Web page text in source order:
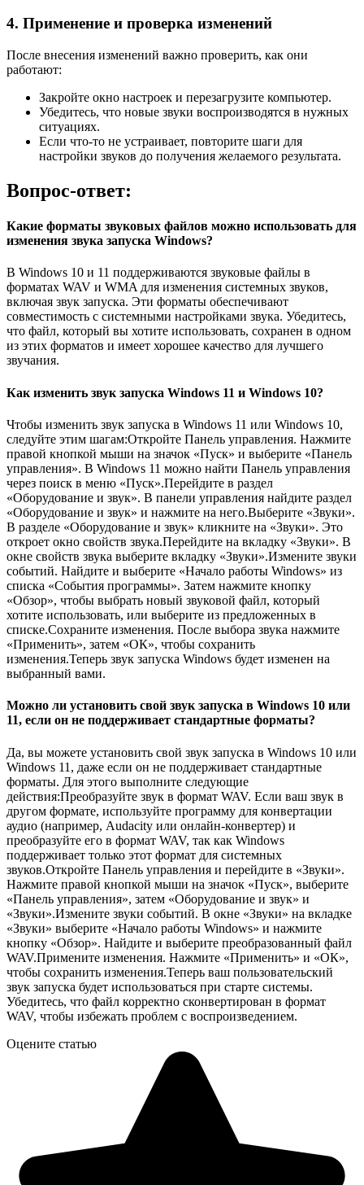
4. Применение и проверка изменений
После внесения изменений важно проверить, как они
работают:
Закройте окно настроек и перезагрузите компьютер.
Убедитесь, что новые звуки воспроизводятся в нужных
ситуациях.
Если что-то не устраивает, повторите шаги для
настройки звуков до получения желаемого результата.
Вопрос-ответ:
Какие форматы звуковых файлов можно использовать для
изменения звука запуска Windows?
В Windows 10 и 11 поддерживаются звуковые файлы в
форматах WAV и WMA для изменения системных звуков,
включая звук запуска. Эти форматы обеспечивают
совместимость с системными настройками звука. Убедитесь,
что файл, который вы хотите использовать, сохранен в одном
из этих форматов и имеет хорошее качество для лучшего
звучания.
Как изменить звук запуска Windows 11 и Windows 10?
Чтобы изменить звук запуска в Windows 11 или Windows 10,
следуйте этим шагам:Откройте Панель управления. Нажмите
правой кнопкой мыши на значок «Пуск» и выберите «Панель
управления». В Windows 11 можно найти Панель управления
через поиск в меню «Пуск».Перейдите в раздел
«Оборудование и звук». В панели управления найдите раздел
«Оборудование и звук» и нажмите на него.Выберите «Звуки».
В разделе «Оборудование и звук» кликните на «Звуки». Это
откроет окно свойств звука.Перейдите на вкладку «Звуки». В
окне свойств звука выберите вкладку «Звуки».Измените звуки
событий. Найдите и выберите «Начало работы Windows» из
списка «События программы». Затем нажмите кнопку
«Обзор», чтобы выбрать новый звуковой файл, который
хотите использовать, или выберите из предложенных в
списке.Сохраните изменения. После выбора звука нажмите
«Применить», затем «ОК», чтобы сохранить
изменения.Теперь звук запуска Windows будет изменен на
выбранный вами.
Можно ли установить свой звук запуска в Windows 10 или
11, если он не поддерживает стандартные форматы?
Да, вы можете установить свой звук запуска в Windows 10 или
Windows 11, даже если он не поддерживает стандартные
форматы. Для этого выполните следующие
действия:Преобразуйте звук в формат WAV. Если ваш звук в
другом формате, используйте программу для конвертации
аудио (например, Audacity или онлайн-конвертер) и
преобразуйте его в формат WAV, так как Windows
поддерживает только этот формат для системных
звуков.Откройте Панель управления и перейдите в «Звуки».
Нажмите правой кнопкой мыши на значок «Пуск», выберите
«Панель управления», затем «Оборудование и звук» и
«Звуки».Измените звуки событий. В окне «Звуки» на вкладке
«Звуки» выберите «Начало работы Windows» и нажмите
кнопку «Обзор». Найдите и выберите преобразованный файл
WAV.Примените изменения. Нажмите «Применить» и «ОК»,
чтобы сохранить изменения.Теперь ваш пользовательский
звук запуска будет использоваться при старте системы.
Убедитесь, что файл корректно сконвертирован в формат
WAV, чтобы избежать проблем с воспроизведением.
Оцените статью